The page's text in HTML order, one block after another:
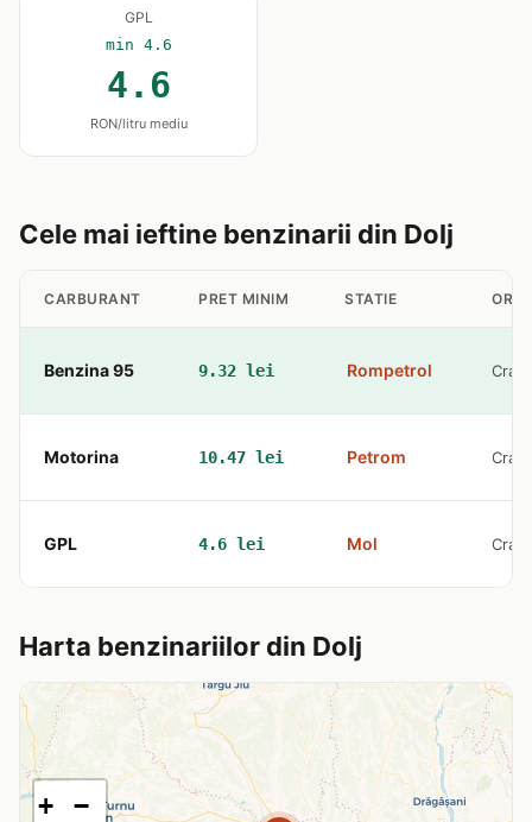
GPL
min 4.6
4.6
RON/litru mediu
Cele mai ieftine benzinarii din Dolj
CARBURANT PRET MINIM STATIE
Benzina 95 9.32 lei Rompetrol
Motorina 10.47 lei Petrom
GPL 4.6 lei Mol
Harta benzinariilor din Dolj
+ −